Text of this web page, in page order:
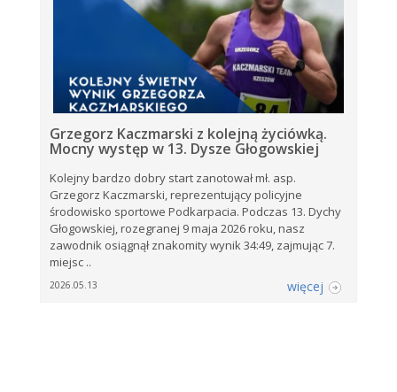
Grzegorz Kaczmarski z kolejną życiówką.
Mocny występ w 13. Dysze Głogowskiej
Kolejny bardzo dobry start zanotował mł. asp.
Grzegorz Kaczmarski, reprezentujący policyjne
środowisko sportowe Podkarpacia. Podczas 13. Dychy
Głogowskiej, rozegranej 9 maja 2026 roku, nasz
zawodnik osiągnął znakomity wynik 34:49, zajmując 7.
miejsc ..
2026.05.13 więcej